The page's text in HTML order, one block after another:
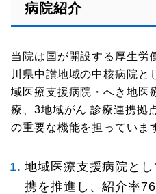
病院紹介
当院は国が開設する厚生労
川県中讃地域の中核病院と
域医療支援病院・へき地医
療、3地域がん 診療連携拠
の重要な機能を担っていま
地域医療支援病院と
携を推進し、紹介率